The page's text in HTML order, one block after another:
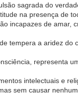
sagrada do
na presença de
incapazes de amar,
tempera a aridez do
representa
intelectuais e
sem causar